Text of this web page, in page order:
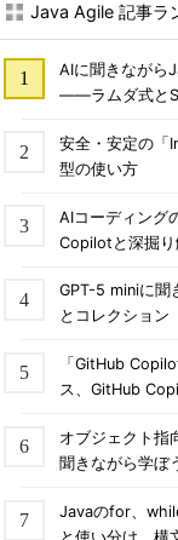
Java Agile 記事ラ
AIに聞きながら
――ラムダ式と
安全・安定の「
型の使い方
AIコーディング
Copilotと深掘り
GPT-5 miniに聞
とコレクション
「GitHub
ス、GitHub
オブジェクト指
聞きながら学ぼ
Javaのfor、